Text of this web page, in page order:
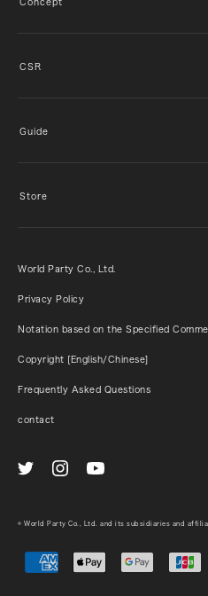
CSR
Guide
Store
World Party Co., Ltd.
Privacy Policy
Notation based on the Specified
Copyright [English/Chinese]
Frequently Asked Questions
contact
© World Party Co., Ltd. and its subsidiaries and